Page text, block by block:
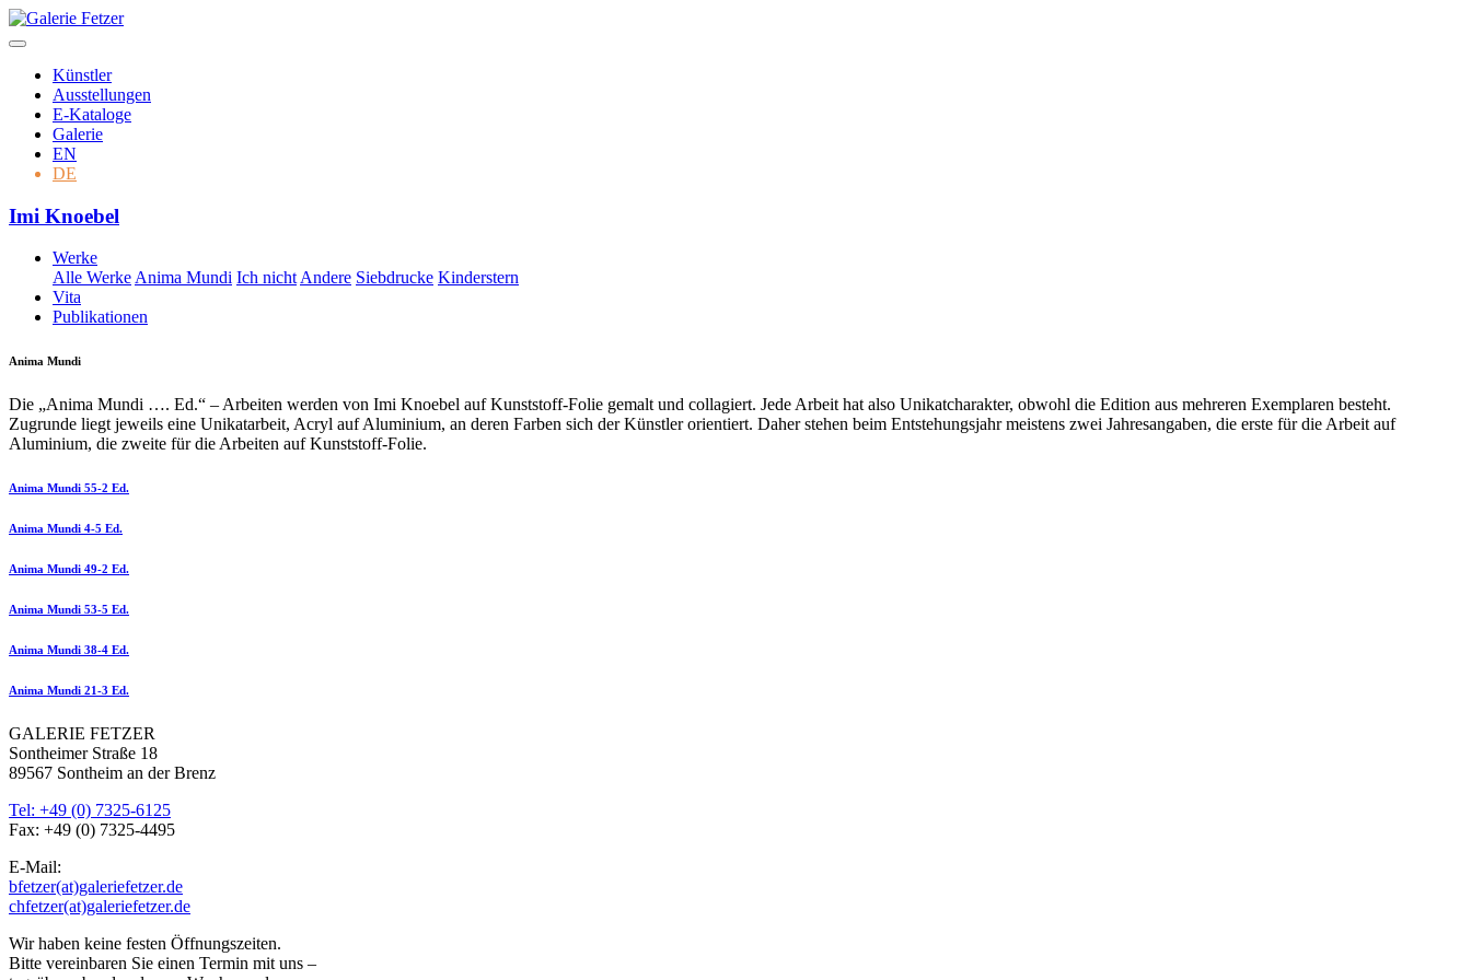
Künstler
Ausstellungen
E-Kataloge
Galerie
EN
DE
Skip
content
Imi Knoebel
Werke
Alle WerkeAnima Mundi Ich nichtAndere Siebdrucke Kinderstern
Vita
Publikationen
Anima Mundi
Die „Anima Mundi …. Ed.“ – Arbeiten werden von Imi Knoebel auf Kunststoff-Folie gemalt und collagiert. Jede Arbeit hat also Unikatcharakter, obwohl die Edition aus mehreren Exemplaren besteht.
Zugrunde liegt jeweils eine Unikatarbeit, Acryl auf Aluminium, an deren Farben sich der Künstler orientiert. Daher stehen beim Entstehungsjahr meistens zwei Jahresangaben, die erste für die Arbeit auf
Aluminium, die zweite für die Arbeiten auf Kunststoff-Folie.
Anima Mundi 55-2 Ed.
Anima Mundi 4-5 Ed.
Anima Mundi 49-2 Ed.
Anima Mundi 53-5 Ed.
Anima Mundi 38-4 Ed.
Anima Mundi 21-3 Ed.
GALERIE FETZER
Sontheimer Straße 18
89567 Sontheim an der Brenz
Tel: +49 (0) 7325-6125
Fax: +49 (0) 7325-4495
E-Mail:
bfetzer(at)galeriefetzer.de
chfetzer(at)galeriefetzer.de
Wir haben keine festen Öffnungszeiten.
Bitte vereinbaren Sie einen Termin mit uns –